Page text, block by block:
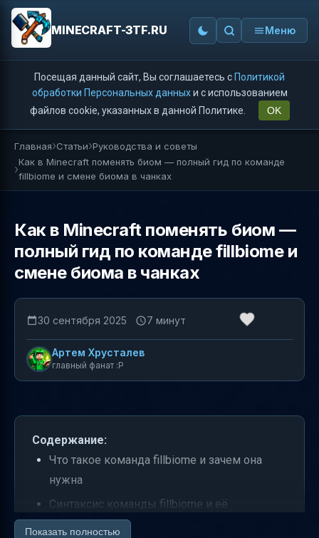
MINECRAFT-3TF.RU Меню
Посещая данный сайт, Вы соглашаетесь с Политикой
обработки Персональных данныхи с использованием
файлов cookie, указанных в данной Политике.
OK
Главная Статьи Руководства и советы
Как в Minecraft поменять биом — полный гид по команде
fillbiome и смене биома в чанках
Как в Minecraft поменять биом —
полный гид по команде fillbiome и
смене биома в чанках
30 сентября 2025 7 минут
Артем Хрусталев
главный фанат :P
Содержание:
Что такое команда fillbiome и зачем она
нужна
Синтаксис команды fillbiome и её
аргументы
Показать полностью